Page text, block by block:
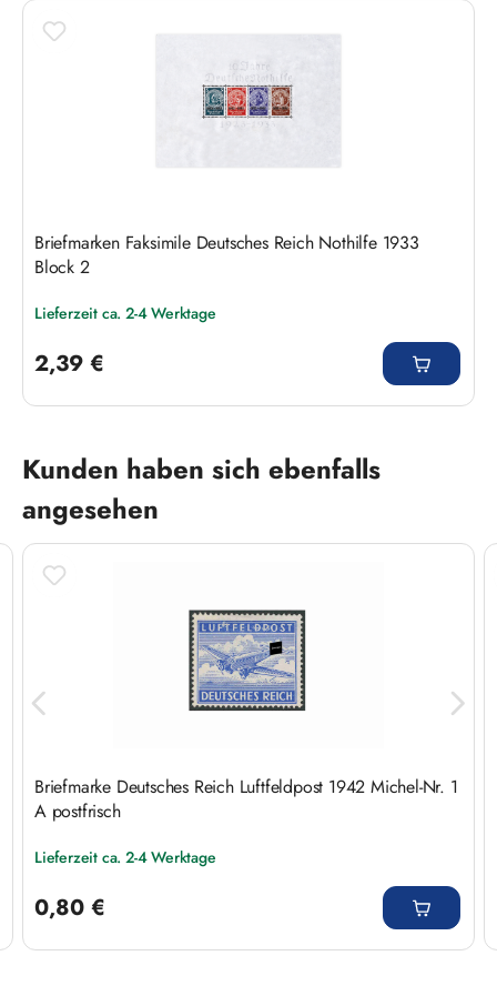
Briefmarken Faksimile Deutsches Reich Nothilfe 1933
Block 2
Lieferzeit ca. 2-4 Werktage
2,39 €
Produktgalerie überspringen
Kunden haben sich ebenfalls
angesehen
Briefmarke Deutsches Reich Luftfeldpost 1942 Michel-Nr. 1
A postfrisch
Lieferzeit ca. 2-4 Werktage
0,80 €